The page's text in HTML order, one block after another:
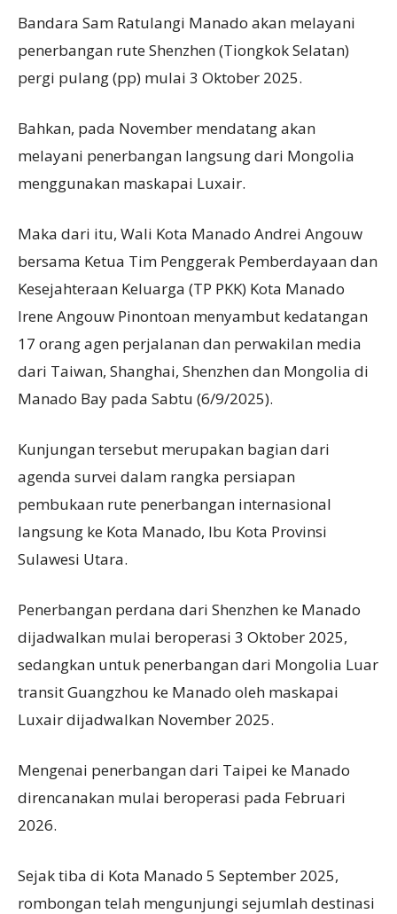
Bandara Sam Ratulangi Manado akan melayani
penerbangan rute Shenzhen (Tiongkok Selatan)
pergi pulang (pp) mulai 3 Oktober 2025.
Bahkan, pada November mendatang akan
melayani penerbangan langsung dari Mongolia
menggunakan maskapai Luxair.
Maka dari itu, Wali Kota Manado Andrei Angouw
bersama Ketua Tim Penggerak Pemberdayaan dan
Kesejahteraan Keluarga (TP PKK) Kota Manado
Irene Angouw Pinontoan menyambut kedatangan
17 orang agen perjalanan dan perwakilan media
dari Taiwan, Shanghai, Shenzhen dan Mongolia di
Manado Bay pada Sabtu (6/9/2025).
Kunjungan tersebut merupakan bagian dari
agenda survei dalam rangka persiapan
pembukaan rute penerbangan internasional
langsung ke Kota Manado, Ibu Kota Provinsi
Sulawesi Utara.
Penerbangan perdana dari Shenzhen ke Manado
dijadwalkan mulai beroperasi 3 Oktober 2025,
sedangkan untuk penerbangan dari Mongolia Luar
transit Guangzhou ke Manado oleh maskapai
Luxair dijadwalkan November 2025.
Mengenai penerbangan dari Taipei ke Manado
direncanakan mulai beroperasi pada Februari
2026.
Sejak tiba di Kota Manado 5 September 2025,
rombongan telah mengunjungi sejumlah destinasi